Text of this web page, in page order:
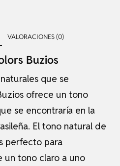
VALORACIONES (0)
Buzios
que se
ofrece un tono
se encontraría en la
El tono natural de
perfecto para
un tono claro a uno